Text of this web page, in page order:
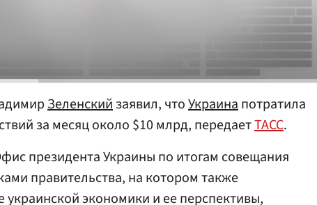
Зеленскийзаявил, чтоУкраинапотратила
за месяц около $10 млрд, передаетТАСС.
президента Украины по итогам совещания
правительства, на котором также
украинской экономики и ее перспективы,